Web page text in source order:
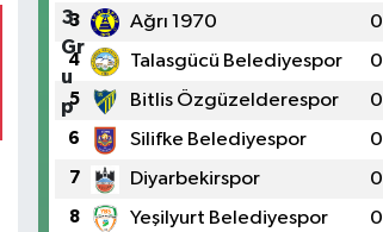
3 Ağrı 1970 0
4 Talasgücü Belediyespor 0
5 Bitlis Özgüzelderespor 0
6 Silifke Belediyespor 0
7 Diyarbekirspor 0
8 Yeşilyurt Belediyespor 0